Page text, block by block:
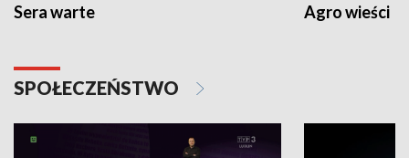
Sera warte Agro wieści
SPOŁECZEŃSTWO